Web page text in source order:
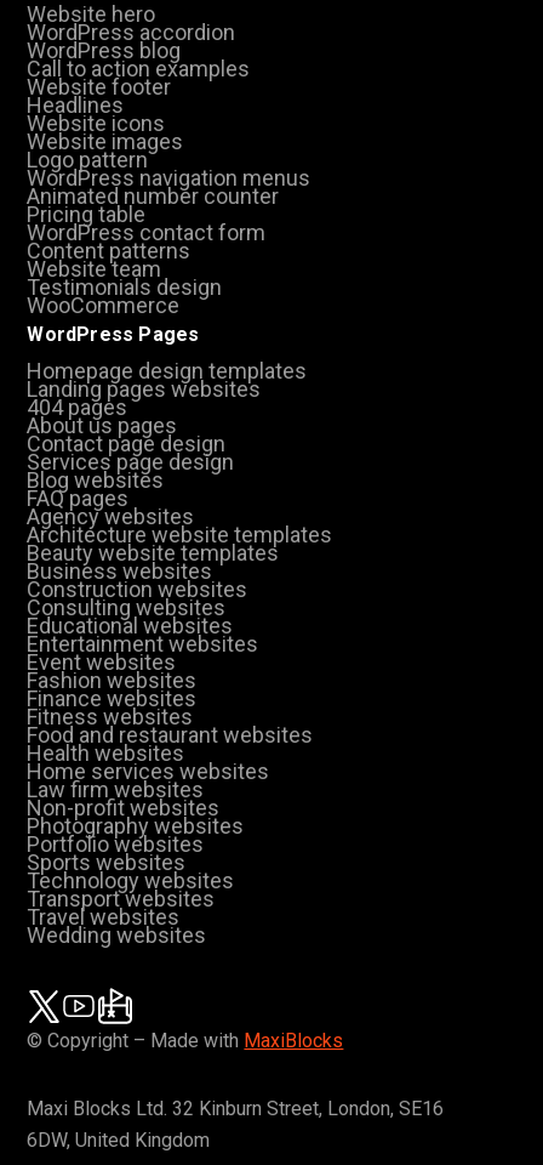
Website hero
WordPress accordion
WordPress blog
Call to action examples
Website footer
Headlines
Website icons
Website images
Logo pattern
WordPress navigation menus
Animated number counter
Pricing table
WordPress contact form
Content patterns
Website team
Testimonials design
WooCommerce
WordPress Pages
Homepage design templates
Landing pages websites
404 pages
About us pages
Contact page design
Services page design
Blog websites
FAQ pages
Agency websites
Architecture website templates
Beauty website templates
Business websites
Construction websites
Consulting websites
Educational websites
Entertainment websites
Event websites
Fashion websites
Finance websites
Fitness websites
Food and restaurant websites
Health websites
Home services websites
Law firm websites
Non-profit websites
Photography websites
Portfolio websites
Sports websites
Technology websites
Transport websites
Travel websites
Wedding websites
© Copyright – Made with MaxiBlocks
Maxi Blocks Ltd. 32 Kinburn Street, London, SE16
6DW, United Kingdom